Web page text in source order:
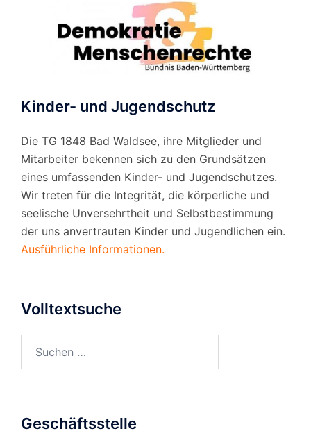
Kinder- und Jugendschutz
Die TG 1848 Bad Waldsee, ihre Mitglieder und
Mitarbeiter bekennen sich zu den Grundsätzen
eines umfassenden Kinder- und Jugendschutzes.
Wir treten für die Integrität, die körperliche und
seelische Unversehrtheit und Selbstbestimmung
der uns anvertrauten Kinder und Jugendlichen ein.
Ausführliche Informationen.
Volltextsuche
Geschäftsstelle